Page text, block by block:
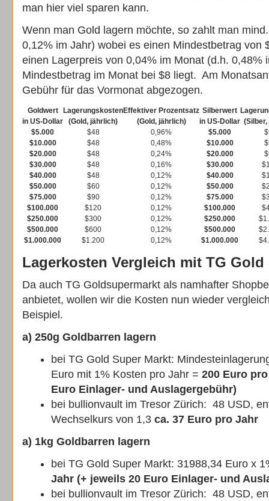
man hier viel sparen kann.
Wenn man Gold lagern möchte, so zahlt man
0,12% im Jahr) wobei es einen Mindestbetrag von
einen Lagerpreis von 0,04% im Monat (d.h. 0,48%
Mindestbetrag im Monat bei $8 liegt. Am
Gebühr für das Vormonat abgezogen.
Goldwert
in US-Dollar
Lagerungskosten
(Gold, jährlich)
Effektiver Prozentsatz
(Gold, jährlich)
Silberwert
in US-Dollar
$5.000
$48 0,96% $5.000
$10.000
$48 0,48% $10.000
$20.000
$48 0,24% $20.000
$30.000
$48 0,16% $30.000
$40.000
$48 0,12% $40.000
$50.000
$60 0,12% $50.000
$75.000
$90 0,12% $75.000
$100.000
$120 0,12% $100.000
$250.000
$300 0,12% $250.000
$500.000
$600 0,12% $500.000
$1.000.000
$1.200 0,12% $1.000.000
Lagerkosten Vergleich mit TG Gold
Da auch TG Goldsupermarkt als namhafter
anbietet, wollen wir die Kosten nun wieder
Beispiel.
a) 250g Goldbarren lagern
bei TG Gold Super Markt:
Euro mit 1% Kosten pro Jahr = 200 Euro
Euro Einlager- und Auslagergebühr)
bei bullionvault im Tresor Zürich: 48 USD,
Wechselkurs von 1,3 ca. 37 Euro pro Jahr
a) 1kg Goldbarren lagern
bei TG Gold Super Markt: 31988,34 Euro x
Jahr (+ jeweils 20 Euro Einlager- und
bei bullionvault im Tresor Zürich: 48 USD,